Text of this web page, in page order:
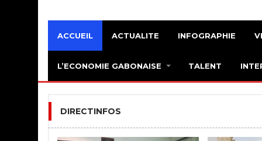
ACCUEIL ACTUALITE INFOGRAPHIE
L’ECONOMIE GABONAISE TALENT
DIRECTINFOS